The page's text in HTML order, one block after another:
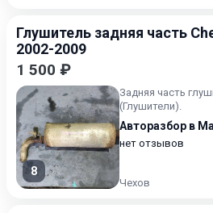
Глушитель задняя часть
2002-2009
1 500 ₽
8
Задняя часть
(Глушители).
Авторазбор в
нет отзывов
Чехов